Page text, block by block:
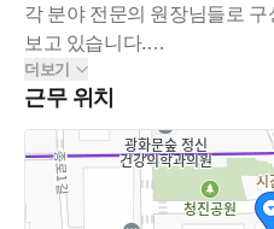
각 분야 전문의 원장님들로
보고 있습니다.
이미 한차례 병원 확장을 하였
입니다.
더보기
근무 위치